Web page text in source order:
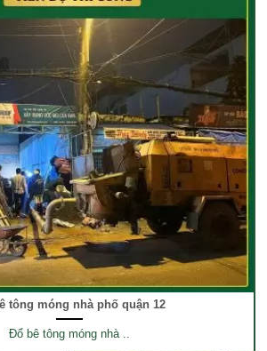
tông móng nhà phố quận 12
Đổ bê tông móng nhà ..